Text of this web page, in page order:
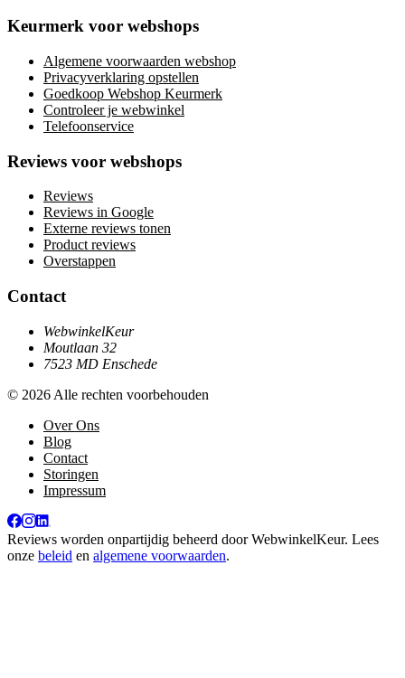
Keurmerk voor webshops
Algemene voorwaarden webshop
Privacyverklaring opstellen
Goedkoop Webshop Keurmerk
Controleer je webwinkel
Telefoonservice
Reviews voor webshops
Reviews
Reviews in Google
Externe reviews tonen
Product reviews
Overstappen
Contact
WebwinkelKeur
Moutlaan 32
7523 MD Enschede
© 2026 Alle rechten voorbehouden
Over Ons
Blog
Contact
Storingen
Impressum
Reviews worden onpartijdig beheerd doorWebwinkelKeur. Lees
onze beleid en algemene voorwaarden.